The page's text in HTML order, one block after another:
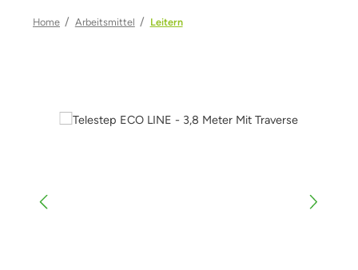
Home / Arbeitsmittel / Leitern
Bildergalerie überspringen